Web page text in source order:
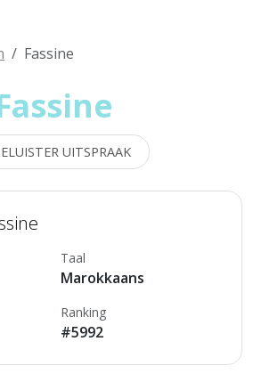
Fassine
UITSPRAAK
Taal
Marokkaans
Ranking
#5992